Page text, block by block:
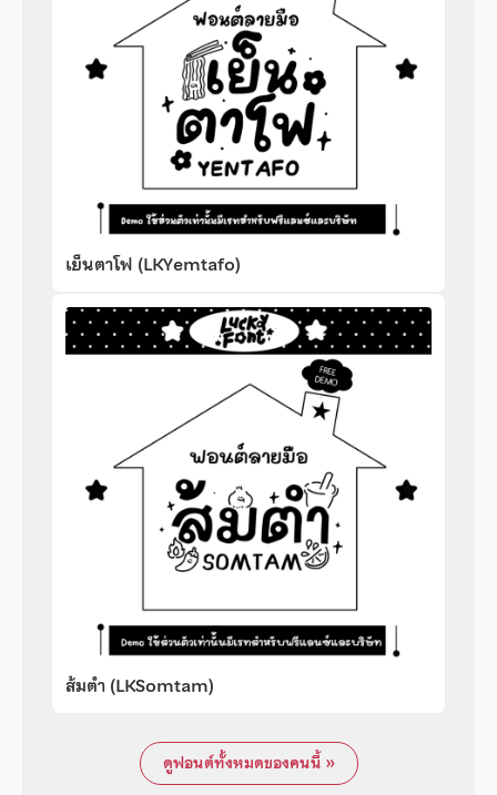
เย็นตาโฟ (LKYemtafo)
ส้มตำ (LKSomtam)
ดูฟอนต์ทั้งหมดของคนนี้ »